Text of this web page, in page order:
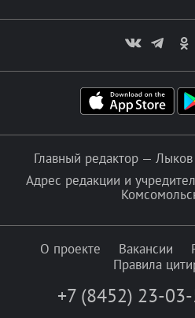
Главный редактор —
Адрес редакции и
О проекте Вакансии
Правила
+7 (8452) 23-